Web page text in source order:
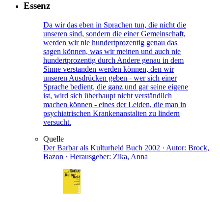
Essenz
Da wir das eben in Sprachen tun, die nicht die
unseren sind, sondern die einer Gemeinschaft,
werden wir nie hundertprozentig genau das
sagen können, was wir meinen und auch nie
hundertprozentig durch Andere genau in dem
Sinne verstanden werden können, den wir
unseren Ausdrücken geben - wer sich einer
Sprache bedient, die ganz und gar seine eigene
ist, wird sich überhaupt nicht verständlich
machen können - eines der Leiden, die man in
psychiatrischen Krankenanstalten zu lindern
versucht.
Quelle
Der Barbar als Kulturheld Buch 2002 · Autor: Brock,
Bazon · Herausgeber: Zika, Anna